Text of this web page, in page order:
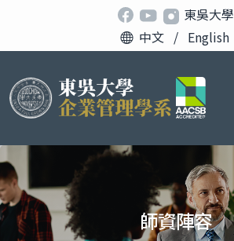
東吳大學
中文 / English
師資陣容